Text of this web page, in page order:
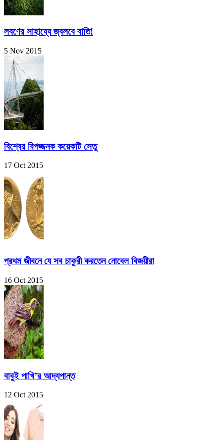
লবণের সাহায্যে জ্বলবে বাতি!
5 Nov 2015
বিশ্বের বিপজ্জনক কয়েকটি সেতু
17 Oct 2015
প্রথম জীবনে যে সব চাকুরী করতেন নোবেল বিজয়ীরা
16 Oct 2015
বাবুই পাখি’র আদ্যপান্ত
12 Oct 2015